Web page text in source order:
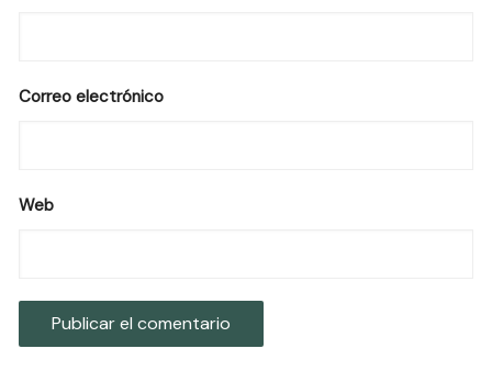
Correo electrónico
Web